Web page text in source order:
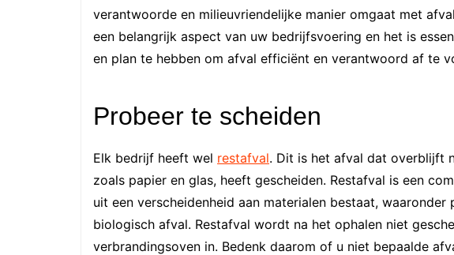
verantwoorde en milieuvriendelijke manier omgaat met
een belangrijk aspect van uw bedrijfsvoering en het is
en plan te hebben om afval efficiënt en verantwoord af te
Probeer te scheiden
Elk bedrijf heeft wel restafval. Dit is het afval dat overblijft
zoals papier en glas, heeft gescheiden. Restafval is een
uit een verscheidenheid aan materialen bestaat,
biologisch afval. Restafval wordt na het ophalen niet
verbrandingsoven in. Bedenk daarom of u niet bepaalde